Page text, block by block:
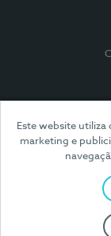
Este website
marketing e